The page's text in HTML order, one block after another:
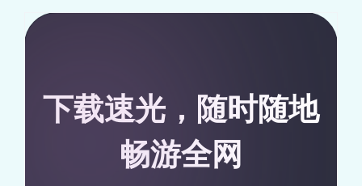
下载速光，随时随地
畅游全网